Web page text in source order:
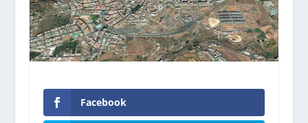
Facebook